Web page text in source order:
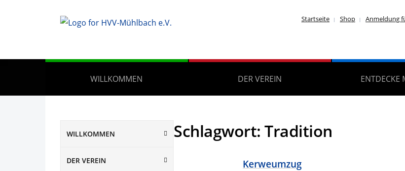
Startseite Shop Anmeldung
WILLKOMMEN DER VEREIN ENTDECKE
WILLKOMMEN
DER VEREIN
Schlagwort: Tradition
Kerweumzug